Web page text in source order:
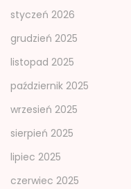
styczeń 2026
grudzień 2025
listopad 2025
październik 2025
wrzesień 2025
sierpień 2025
lipiec 2025
czerwiec 2025